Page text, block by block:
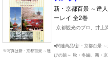
※写真は新・京都百景 ～達
新・京都百景 ～達
ーレイ 全2巻
京都観光のプロ、井上
●関連商品/新・京都百景
びの旅～ 秋・冬編、新・